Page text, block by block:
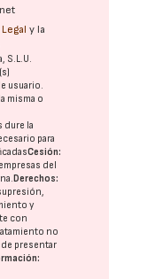
y la
S.L.U.
usuario.
misma o
dure la
para
Cesión:
empresas del
Derechos:
y
con
no
presentar